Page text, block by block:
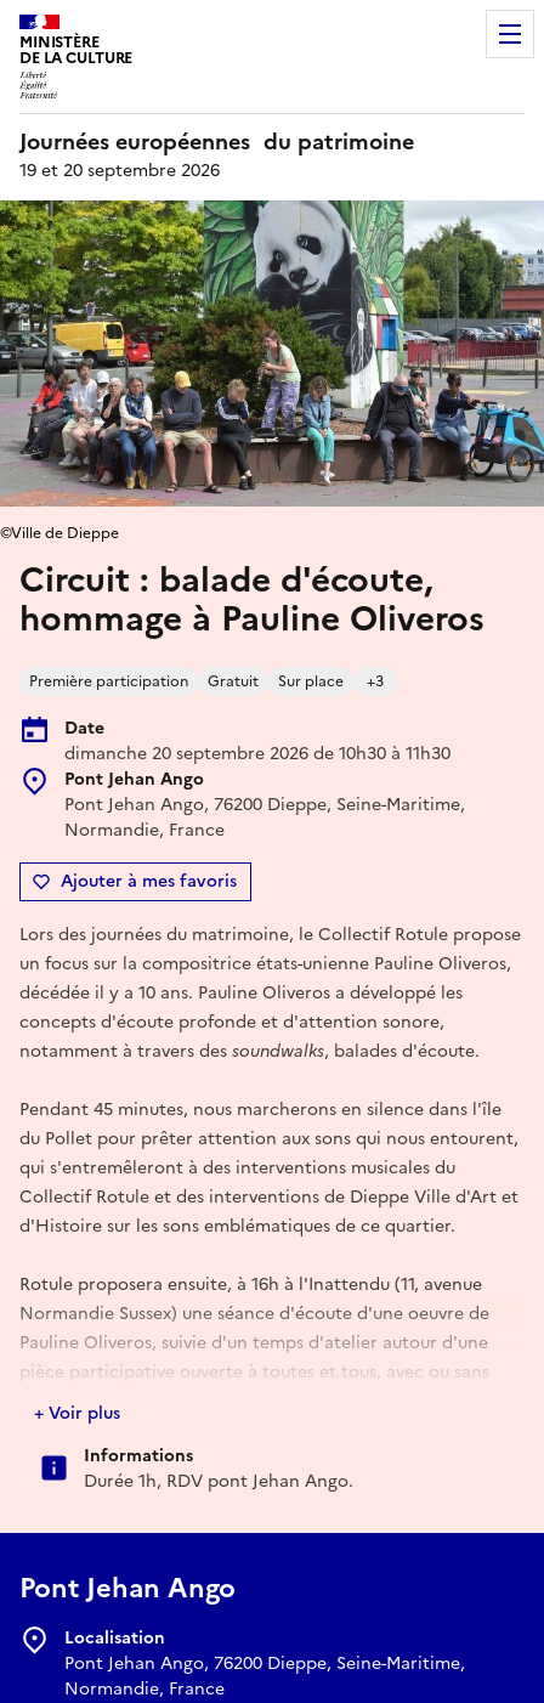
MINISTÈRE
DE LA CULTURE
Journées européennes du patrimoine
19 et 20 septembre 2026
Circuit : balade d'écoute,
hommage à Pauline Oliveros
Première participation Gratuit Sur place +3
Date
dimanche 20 septembre 2026 de 10h30 à 11h30
Pont Jehan Ango
Pont Jehan Ango, 76200 Dieppe, Seine-Maritime,
Normandie, France
Ajouter à mes favoris
©Ville de Dieppe
Lors des journées du matrimoine, le Collectif Rotule propose
un focus sur la compositrice états-unienne Pauline Oliveros,
décédée il y a 10 ans. Pauline Oliveros a développé les
concepts d'écoute profonde et d'attention sonore,
notamment à travers dessoundwalks, balades d'écoute.
Pendant 45 minutes, nous marcherons en silence dans l'île
du Pollet pour prêter attention aux sons qui nous entourent,
qui s'entremêleront à des interventions musicales du
Collectif Rotule et des interventions de Dieppe Ville d'Art et
d'Histoire sur les sons emblématiques de ce quartier.
Rotule proposera ensuite, à 16h à l'Inattendu (11, avenue
Normandie Sussex) une séance d'écoute d'une oeuvre de
Pauline Oliveros, suivie d'un temps d'atelier autour d'une
pièce participative ouverte à toutes et tous, avec ou sans
expérience musicale.
Rotule est une association ancrée à Dieppe, qui œuvre pour
les musiques expérimentales, la poésie et les formes d'arts
pluridisciplinaires, auprès de tous les publics. Plus d'infos :
+ Voir plus
Informations
Durée 1h, RDV pont Jehan Ango.
Pont Jehan Ango
Localisation
Pont Jehan Ango, 76200 Dieppe, Seine-Maritime,
Normandie, France